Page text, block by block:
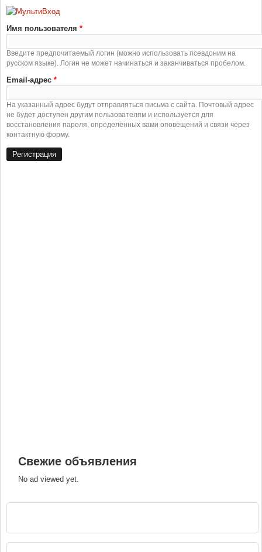
Имя пользователя *
Введите предпочитаемый логин (можно использовать псевдоним на
русском языке). Логин не может начинаться и заканчиваться пробелом.
Email-адрес *
На указанный адрес будут отправляться письма с сайта. Почтовый адрес
не будет доступен другим пользователям и используется для
восстановления пароля, определённых вами оповещений и связи через
контактную форму.
Свежие объявления
No ad viewed yet.